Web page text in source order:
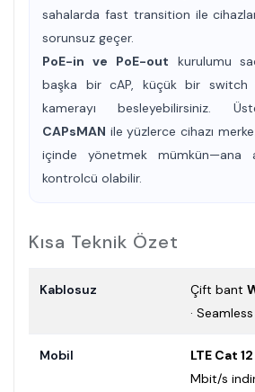
sahalarda fast transition ile
sorunsuz geçer.
PoE-in ve PoE-out kurulumu
başka bir cAP, küçük bir
kamerayı besleyebilirsiniz.
CAPsMAN ile yüzlerce cihazı
içinde yönetmek mümkün—ana
kontrolcü olabilir.
Kısa Teknik Özet
Kablosuz Çift bant
·
Mobil LTE Cat 12
Mbit/s